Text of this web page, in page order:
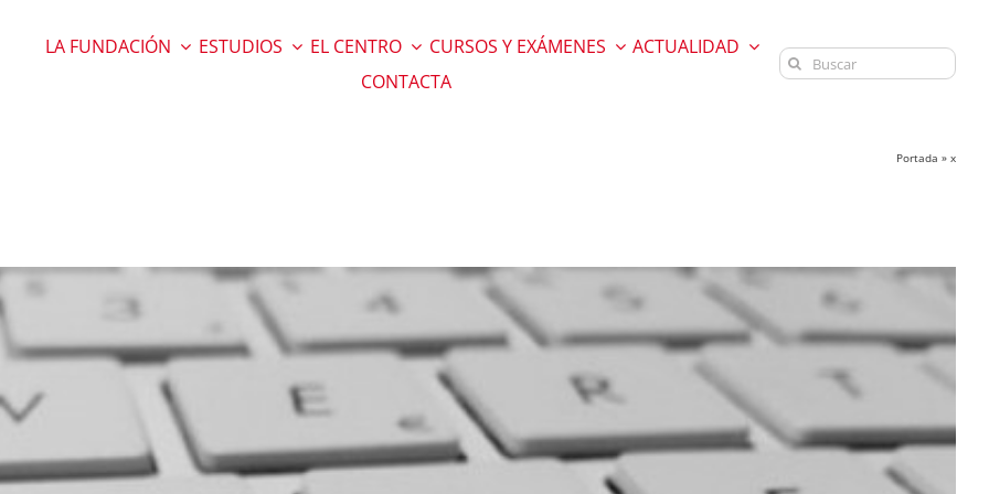
LA FUNDACIÓN ESTUDIOS EL CENTRO CURSOS Y EXÁMENES
ACTUALIDAD
CONTACTA
Buscar:
Portada » x